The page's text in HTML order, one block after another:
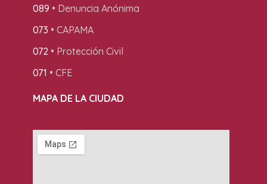
089 • Denuncia Anónima
073 • CAPAMA
072 • Protección Civil
071 • CFE
MAPA DE LA CIUDAD